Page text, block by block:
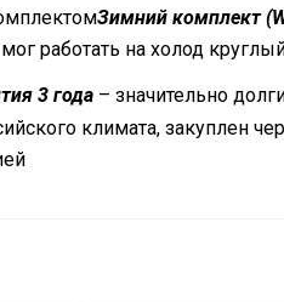
Зимний комплект
работать на холод
3 года – значительно
климата, закуплен